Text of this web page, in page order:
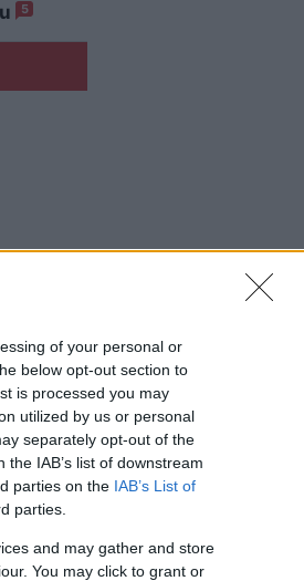
of your personal or
below opt-out section to
is processed you may
utilized by us or personal
separately opt-out of the
IAB’s list of downstream
parties on the IAB’s List of
parties.
and may gather and store
You may click to grant or
5